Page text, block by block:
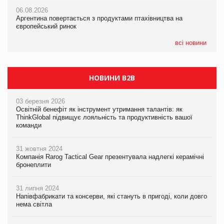
06.08.2026
Аргентина повертається з продуктами птахівництва на
європейський ринок
всі новини
06.08.2026
Аргентина повертається з продуктами птахівництва на
європейський ринок
06.08.2026
Аргентина повертається з продуктами птахівництва на
європейський ринок
НОВИНИ B2B
03 березня 2026
Освітній бенефіт як інструмент утримання талантів: як
ThinkGlobal підвищує лояльність та продуктивність вашої
команди
31 жовтня 2024
Компанія Rarog Tactical Gear презентувала надлегкі керамічні
бронеплити
31 липня 2024
Напівфабрикати та консерви, які стануть в пригоді, коли довго
нема світла